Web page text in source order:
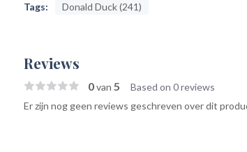
Tags: Donald Duck (241)
Reviews
0van 5 Based on 0 reviews
Er zijn nog geen reviews geschreven over dit